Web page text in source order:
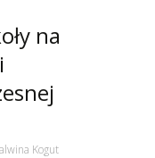
na
Kogut